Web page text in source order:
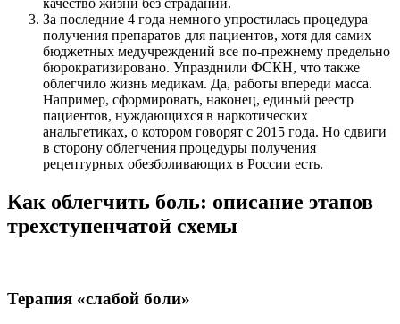
качество жизни без страданий.
За последние 4 года немного упростилась процедура
получения препаратов для пациентов, хотя для самих
бюджетных медучреждений все по-прежнему предельно
бюрократизировано. Упразднили ФСКН, что также
облегчило жизнь медикам. Да, работы впереди масса.
Например, сформировать, наконец, единый реестр
пациентов, нуждающихся в наркотических
анальгетиках, о котором говорят с 2015 года. Но сдвиги
в сторону облегчения процедуры получения
рецептурных обезболивающих в России есть.
Как облегчить боль: описание этапов
трехступенчатой схемы
Терапия «слабой боли»